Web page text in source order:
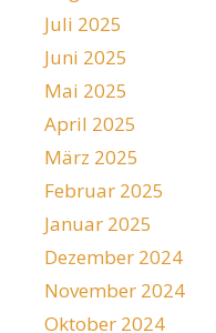
Juli 2025
Juni 2025
Mai 2025
April 2025
März 2025
Februar 2025
Januar 2025
Dezember 2024
November 2024
Oktober 2024